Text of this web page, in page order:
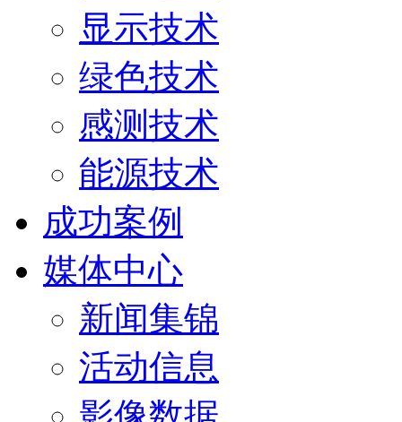
显示技术
绿色技术
感测技术
能源技术
成功案例
媒体中心
新闻集锦
活动信息